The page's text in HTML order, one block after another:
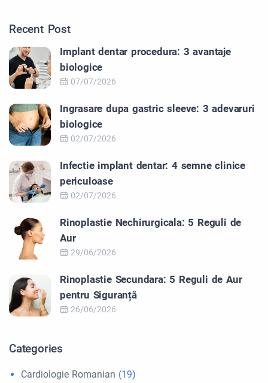
Recent Post
Implant dentar procedura: 3 avantaje
biologice
07/07/2026
Ingrasare dupa gastric sleeve: 3 adevaruri
biologice
02/07/2026
Infectie implant dentar: 4 semne clinice
periculoase
02/07/2026
Rinoplastie Nechirurgicala: 5 Reguli de
Aur
29/06/2026
Rinoplastie Secundara: 5 Reguli de Aur
pentru Siguranță
26/06/2026
Categories
Cardiologie Romanian (19)